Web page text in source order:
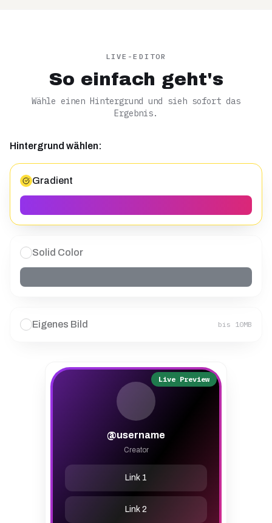
LIVE-EDITOR
So einfach geht's
Wähle einen Hintergrund und sieh sofort das
Ergebnis.
Hintergrund wählen:
Gradient
Solid Color
Eigenes Bild bis 10MB
@username
Creator
Link 1
Link 2
Live Preview